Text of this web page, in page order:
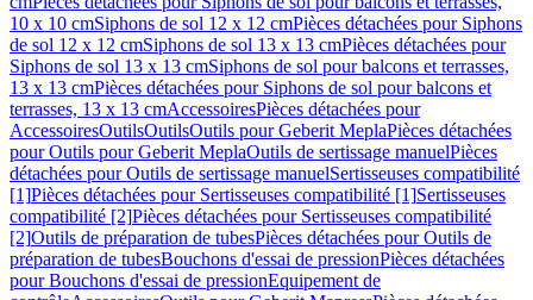
10 x 10 cmSiphons de sol 12 x 12 cmPièces détachées pour Siphons
de sol 12 x 12 cmSiphons de sol 13 x 13 cmPièces détachées pour
Siphons de sol 13 x 13 cmSiphons de sol pour balcons et terrasses,
13 x 13 cmPièces détachées pour Siphons de sol pour balcons et
terrasses, 13 x 13 cmAccessoiresPièces détachées pour
AccessoiresOutilsOutilsOutils pour Geberit MeplaPièces détachées
pour Outils pour Geberit MeplaOutils de sertissage manuelPièces
détachées pour Outils de sertissage manuelSertisseuses compatibilité
[1]Pièces détachées pour Sertisseuses compatibilité [1]Sertisseuses
compatibilité [2]Pièces détachées pour Sertisseuses compatibilité
[2]Outils de préparation de tubesPièces détachées pour Outils de
préparation de tubesBouchons d'essai de pressionPièces détachées
pour Bouchons d'essai de pressionEquipement de